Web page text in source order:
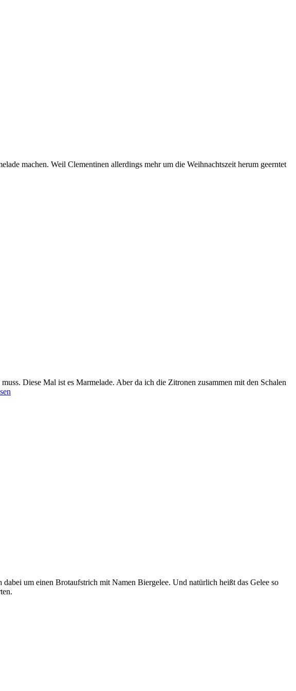
machen. Weil Clementinen allerdings mehr um die Weihnachtszeit herum geerntet
Diese Mal ist es Marmelade. Aber da ich die Zitronen zusammen mit den Schalen
um einen Brotaufstrich mit Namen Biergelee. Und natürlich heißt das Gelee so